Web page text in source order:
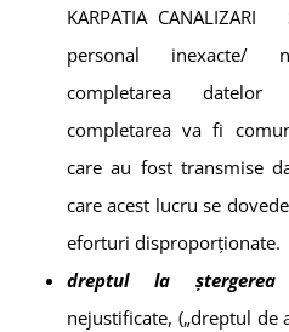
KARPATIA CANALIZARI
personal inexacte/
completarea datelor
completarea va fi
care au fost transmise
care acest lucru se
eforturi disproporționate.
dreptul la ștergerea
nejustificate, („dreptul de